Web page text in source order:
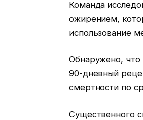
Команда
ожирением,
использование
Обнаружено, что
90-дневный
смертности по
Существенного